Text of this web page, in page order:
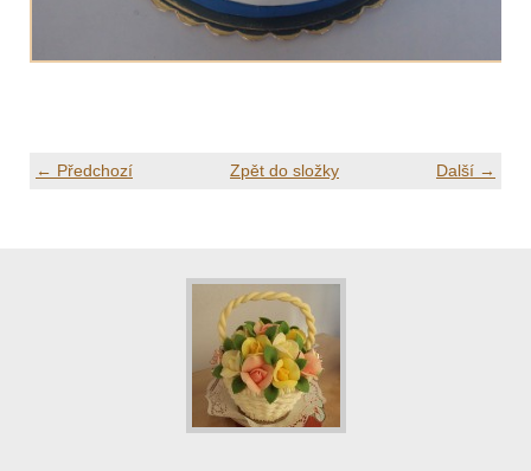
← Předchozí Další →
Zpět do složky